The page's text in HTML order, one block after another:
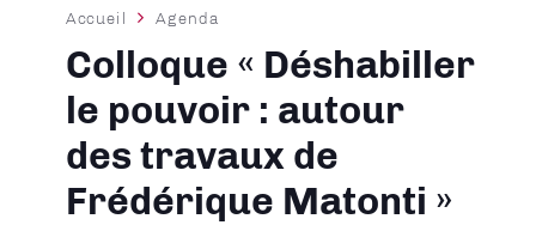
Fil
d'Ariane
Accueil Agenda
Colloque « Déshabiller
le pouvoir : autour
des travaux de
Frédérique Matonti »